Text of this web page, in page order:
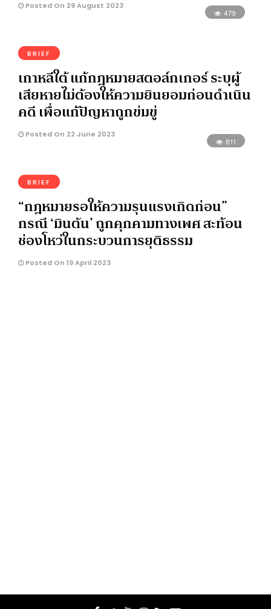
Posted On 29 August 2023
479
BRIEF
เกาหลีใต้ แก้กฎหมายสตอล์กเกอร์ ระบุผู้
เสียหายไม่ต้องให้ความยินยอมก่อนดำเนิน
คดี เพื่อแก้ปัญหาถูกข่มขู่
Posted On 22 June 2023
811
BRIEF
“กฎหมายรอให้ความรุนแรงเกิดก่อน”
กรณี ‘มินตัน’ ถูกคุกคามทางเพศ สะท้อน
ช่องโหว่ในกระบวนการยุติธรรม
Posted On 19 April 2023